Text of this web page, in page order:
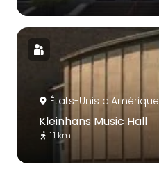
États-Unis d'Amérique
Kleinhans Music Hall
1.1 km